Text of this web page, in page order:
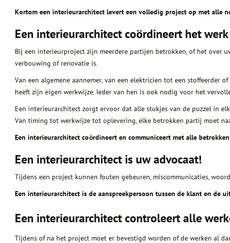
Kortom een interieurarchitect levert een volledig project op met alle
Een interieurarchitect coördineert het
Bij een interieurproject zijn meerdere partijen betrokken, of het over
verbouwing of renovatie is.
Van een algemene aannemer, van een elektricien tot een stoffeerder
heeft zijn eigen werkwijze. Ieder van hen is ook nodig voor het
Een interieurarchitect zorgt ervoor dat alle stukjes van de puzzel in
Van timing tot werkwijze tot oplevering, elke betrokken partij moet
Een interieurarchitect coördineert en communiceert met alle
Een interieurarchitect is uw advocaat!
Tijdens een project kunnen fouten gebeuren, miscommunicaties,
Een interieurarchitect is de aanspreekpersoon tussen de klant en de
Een interieurarchitect controleert alle
Tijdens of na het project moet er bevestigd worden of de werken al